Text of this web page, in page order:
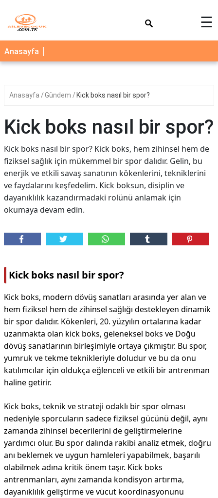
AİLE
ÇOCUK
SAĞLIK
BLOG
BİLGİLER
YEMEK
TARİFLERİ
☰
Anasayfa
Anasayfa Gündem Kick boks nasıl bir spor?
Kick boks nasıl bir spor?
Kick boks nasıl bir spor? Kick boks, hem zihinsel hem de
fiziksel sağlık için mükemmel bir spor dalıdır. Gelin, bu
enerjik ve etkili savaş sanatının kökenlerini, tekniklerini
ve faydalarını keşfedelim. Kick boksun, disiplin ve
dayanıklılık kazandırmadaki rolünü anlamak için
okumaya devam edin.
Kick boks nasıl bir spor?
Kick boks, modern dövüş sanatları arasında yer alan ve
hem fiziksel hem de zihinsel sağlığı destekleyen dinamik
bir spor dalıdır. Kökenleri, 20. yüzyılın ortalarına kadar
uzanmakta olan kick boks, geleneksel boks ve Doğu
dövüş sanatlarının birleşimiyle ortaya çıkmıştır. Bu spor,
yumruk ve tekme teknikleriyle doludur ve bu da onu
katılımcılar için oldukça eğlenceli ve etkili bir antrenman
haline getirir.
Kick boks, teknik ve strateji odaklı bir spor olması
nedeniyle sporcuların sadece fiziksel gücünü değil, aynı
zamanda zihinsel becerilerini de geliştirmelerine
yardımcı olur. Bu spor dalında rakibi analiz etmek, doğru
anı beklemek ve uygun hamleleri yapabilmek, başarılı
olabilmek adına kritik önem taşır. Kick boks
antrenmanları, aynı zamanda kondisyon artırma,
dayanıklılık geliştirme ve vücut koordinasyonunu